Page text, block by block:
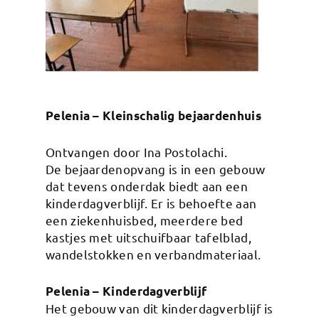
Pelenia – Kleinschalig bejaardenhuis
Ontvangen door Ina Postolachi.
De bejaardenopvang is in een gebouw
dat tevens onderdak biedt aan een
kinderdagverblijf. Er is behoefte aan
een ziekenhuisbed, meerdere bed
kastjes met uitschuifbaar tafelblad,
wandelstokken en verbandmateriaal.
Pelenia – Kinderdagverblijf
Het gebouw van dit kinderdagverblijf is